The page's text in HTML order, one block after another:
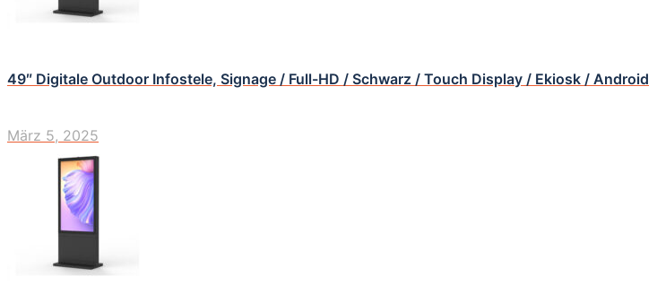
49″ Digitale Outdoor Infostele, Signage / Full-HD / Schwarz / Touch Display / Ekiosk / Android
März 5, 2025